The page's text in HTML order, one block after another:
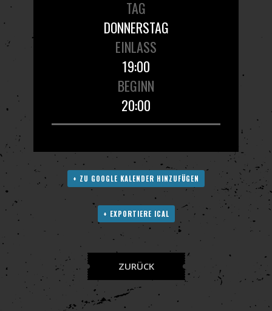
TAG
DONNERSTAG
EINLASS
19:00
BEGINN
20:00
+ ZU GOOGLE KALENDER HINZUFÜGEN
+ EXPORTIERE ICAL
ZURÜCK